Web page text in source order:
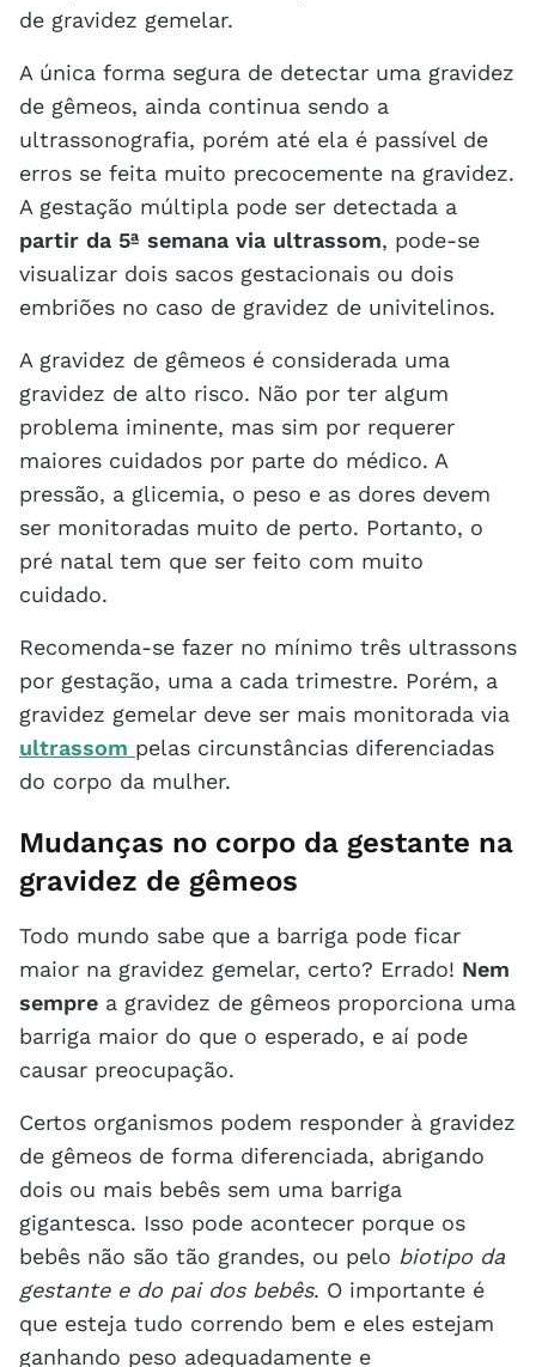
de gravidez gemelar.
A única forma segura de detectar uma gravidez
de gêmeos, ainda continua sendo a
ultrassonografia, porém até ela é passível de
erros se feita muito precocemente na gravidez.
A gestação múltipla pode ser detectada a
partir da 5ª semana via ultrassom, pode-se
visualizar dois sacos gestacionais ou dois
embriões no caso de gravidez de univitelinos.
A gravidez de gêmeos é considerada uma
gravidez de alto risco. Não por ter algum
problema iminente, mas sim por requerer
maiores cuidados por parte do médico. A
pressão, a glicemia, o peso e as dores devem
ser monitoradas muito de perto. Portanto, o
pré natal tem que ser feito com muito
cuidado.
Recomenda-se fazer no mínimo três ultrassons
por gestação, uma a cada trimestre. Porém, a
gravidez gemelar deve ser mais monitorada via
ultrassom pelas circunstâncias diferenciadas
do corpo da mulher.
Mudanças no corpo da gestante na
gravidez de gêmeos
Todo mundo sabe que a barriga pode ficar
maior na gravidez gemelar, certo? Errado! Nem
sempre a gravidez de gêmeos proporciona uma
barriga maior do que o esperado, e aí pode
causar preocupação.
Certos organismos podem responder à gravidez
de gêmeos de forma diferenciada, abrigando
dois ou mais bebês sem uma barriga
gigantesca. Isso pode acontecer porque os
bebês não são tão grandes, ou pelo biotipo da
gestante e do pai dos bebês. O importante é
que esteja tudo correndo bem e eles estejam
ganhando peso adequadamente e